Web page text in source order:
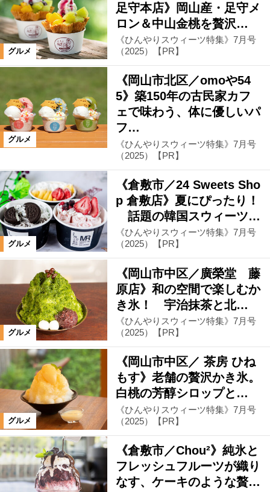
グルメ
足守本店》岡山産・足守メ
ロン＆中山金桃を贅沢…
《ひんやりスウィーツ特集》7月号
（2025）【PR】
グルメ
《岡山市北区／omoや54
5》築150年の古民家カフ
ェで味わう、体に優しいパ
フ…
《ひんやりスウィーツ特集》7月号
（2025）【PR】
グルメ
《倉敷市／24 Sweets Sho
p 倉敷店》夏にぴったり！
話題の韓国スウィーツ…
《ひんやりスウィーツ特集》7月号
（2025）【PR】
グルメ
《岡山市中区／廣榮堂 藤
原店》和の空間で楽しむか
き氷！ 宇治抹茶と北…
《ひんやりスウィーツ特集》7月号
（2025）【PR】
グルメ
《岡山市中区／ 茶房 ひね
もす》老舗の贅沢かき氷。
白桃の芳醇シロップと…
《ひんやりスウィーツ特集》7月号
（2025）【PR】
《倉敷市／Chou²》純氷と
フレッシュフルーツが織り
なす、ケーキのような贅…